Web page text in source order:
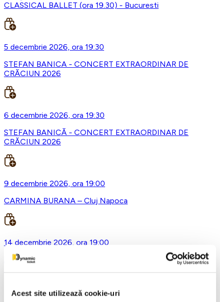
Acest site utilizează cookie-uri
CLASSICAL BALLET (ora 19.30) - Bucuresti
5 decembrie 2026, ora 19:30
STEFAN BANICA - CONCERT EXTRAORDINAR DE
CRĂCIUN 2026
6 decembrie 2026, ora 19:30
STEFAN BANICĂ - CONCERT EXTRAORDINAR DE
CRĂCIUN 2026
9 decembrie 2026, ora 19:00
CARMINA BURANA – Cluj Napoca
14 decembrie 2026, ora 19:00
Asta-i ce-am avut de zis..- Horațiu Malaele & Nicu Alifantis -